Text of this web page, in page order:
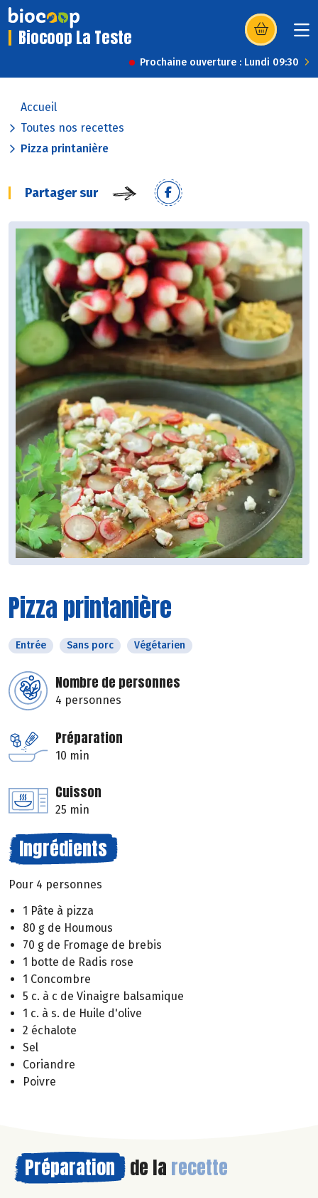
Biocoop La Teste (s’ouvre dans
Prochaine ouverture : Lundi 09:30
Accueil
Toutes nos recettes
Pizza printanière
Partager sur
Pizza printanière
Entrée Sans porc Végétarien
Nombre de personnes
4 personnes
Préparation
10 min
Cuisson
25 min
Ingrédients
Pour 4 personnes
1 Pâte à pizza
80 g de Houmous
70 g de Fromage de brebis
1 botte de Radis rose
1 Concombre
5 c. à c de Vinaigre balsamique
1 c. à s. de Huile d'olive
2 échalote
Sel
Coriandre
Poivre
Préparation de la recette